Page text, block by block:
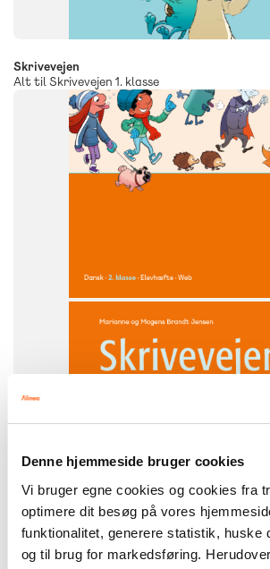
Denne hjemmeside bruger cookies
Vi bruger egne cookies og cookies fra
optimere dit besøg på vores
funktionalitet, generere statistik, huske
og til brug for markedsføring.
Skrivevejen
Alt til Skrivevejen 1. klasse
SYSTEM
Skrivevejen
Skrivevejen
Alt til Skrivevejen 2. klasse